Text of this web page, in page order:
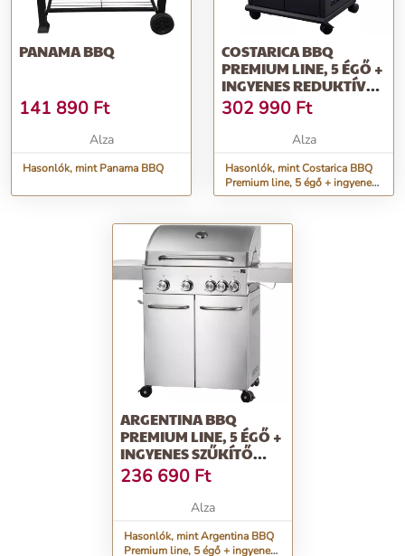
PANAMA BBQ
141 890 Ft
Alza
Hasonlók, mint Panama BBQ
COSTARICA BBQ
PREMIUM LINE, 5 ÉGŐ +
INGYENES REDUKTÍV
SZELEP
302 990 Ft
Alza
Hasonlók, mint Costarica BBQ
Premium line, 5 égő + ingyenes
reduktív szelep
ARGENTINA BBQ
PREMIUM LINE, 5 ÉGŐ +
INGYENES SZŰKÍTŐ
SZELEP
236 690 Ft
Alza
Hasonlók, mint Argentina BBQ
Premium line, 5 égő + ingyenes